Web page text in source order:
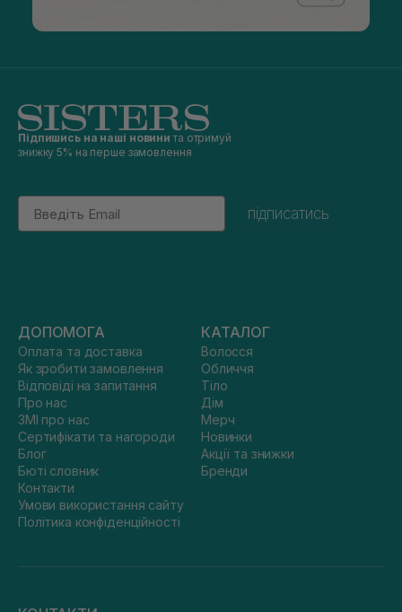
Підпишись на наші новини та отримуй
знижку 5% на перше замовлення
Email
підписатись
ДОПОМОГА
Оплата та доставка
Як зробити замовлення
Відповіді на запитання
Про нас
ЗМІ про нас
Сертифікати та нагороди
Блог
Бюті словник
Контакти
Умови використання сайту
Політика конфіденційності
КАТАЛОГ
Волосся
Обличчя
Тіло
Дім
Мерч
Новинки
Акції та знижки
Бренди